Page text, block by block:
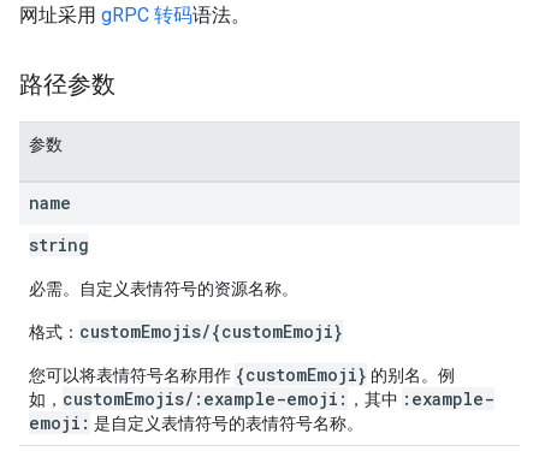
网址采用 gRPC 转码语法。
路径参数
参数
name
string
必需。自定义表情符号的资源名称。
格式： customEmojis/{customEmoji}
您可以将表情符号名称用作 {customEmoji} 的别名。例
如， customEmojis/:example-emoji: ，其中 :example-
emoji: 是自定义表情符号的表情符号名称。